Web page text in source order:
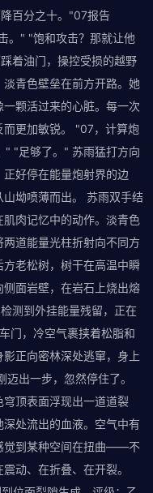
百分之十。"07报告
。" "饱和攻击？那就让他
着油门，操控受损的越野
青色壁垒在前方开路。她
颗活过来的心脏。每一次
更加敏锐。 "07，计算炮
" "足够了。" 苏雨猛打方向
好停在能量炮射界的边
坳喷薄而出。 苏雨双手结
肉记忆中的动作。淡青色
道能量光柱折射向不同方
老松树，树干在高温中瞬
面岩壁，在岩石上烧出熔
测到外挂能量残留，正在
门，冷空气裹挟着松脂和
正向密林深处逃窜，身上
出一步，忽然停住了。
顶表面浮现出一道道裂
处流出的血液。空气中有
觉到某种空间在扭曲——不
动、在折叠、在开裂。